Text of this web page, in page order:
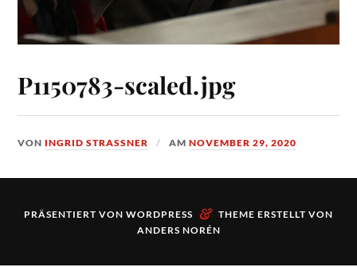
P1150783-scaled.jpg
VON INGRID STRASSNER AMNOVEMBER 29, 2020
PRÄSENTIERT VON WORDPRESS & THEME ERSTELLT VON
ANDERS NORÉN